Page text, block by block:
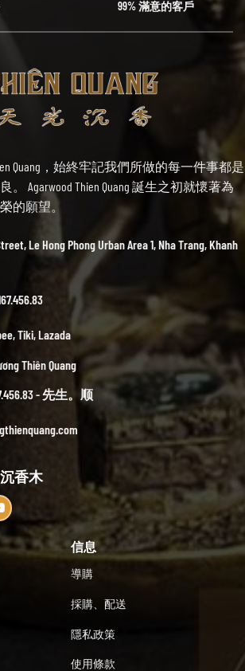
99% 滿意的客戶
Quang，始終牢記我們所做的每一件事都是
Agarwood Thien Quang 誕生之初就懷著為
的願望。
Le Hong Phong Urban Area 1, Nha Trang, Khanh
,Tiki,Lazada
Thiên Quang
- 先生。顺
沉香木
信息
導購
採購、配送
隱私政策
使用條款